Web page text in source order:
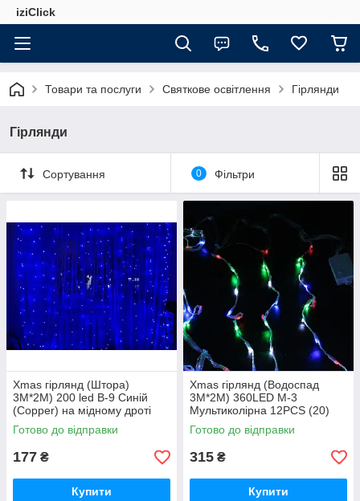
iziClick
Товари та послуги Святкове освітлення Гірлянди
Гірлянди
Сортування 0 Фільтри
Xmas гірлянд (Штора)
3M*2M) 200 led B-9 Синій
(Copper) на мідному дроті
соед iC227
Готово до відправки
177 ₴
Купити
Xmas гірлянд (Водоспад
3M*2M) 360LED M-3
Мультиколірна 12PCS (20)
HS HS iC227
Готово до відправки
315 ₴
Купити